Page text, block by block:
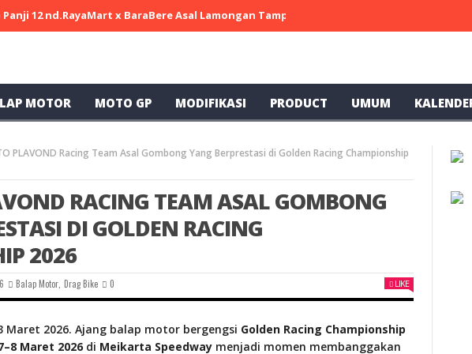
12 nd.RayaMart x BaraBere Asal Lamongan Tampil Kompetitif, Raih Tiga Podium di
MOTOR MOTO GP MODIFIKASI PRODUCT UMUM
PLAVOND Racing Team Asal Gombong Yang Berprestasi di Golden Racing Championship
RACING TEAM ASAL GOMBONG
DI GOLDEN RACING
2026
Balap Motor Drag Bike 0 LIKE
Maret 2026. Ajang balap motor bergengsi Golden Racing Championship
Maret 2026 di Meikarta Speedway menjadi momen membanggakan